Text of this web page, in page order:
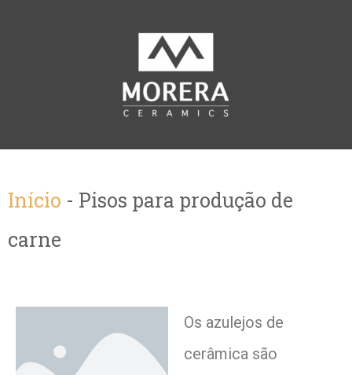
Início - Pisos para produção de
carne
Os azulejos de
cerâmica são